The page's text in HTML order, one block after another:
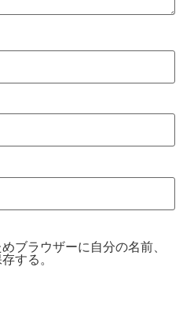
ブラウザーに自分の名前、
する。